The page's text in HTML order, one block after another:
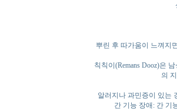
뿌린 후 따가움이 느껴지
칙칙이(Remans Dooz)은
의
알러지나 과민증이 있는
간 기능 장애: 간 기